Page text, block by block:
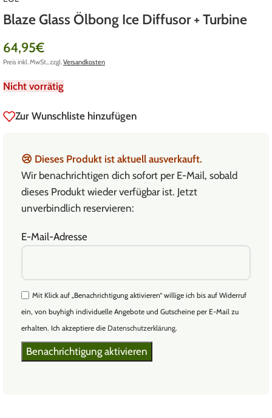
Blaze Glass Ölbong Ice Diffusor + Turbine
64,95€
Preis inkl. MwSt., zzgl.Versandkosten
Nicht vorrätig
Zur Wunschliste hinzufügen
😢 Dieses Produkt ist aktuell ausverkauft.
Wir benachrichtigen dich sofort per E-Mail, sobald
dieses Produkt wieder verfügbar ist. Jetzt
unverbindlich reservieren:
E-Mail-Adresse
Mit Klick auf „Benachrichtigung aktivieren“ willige ich bis auf Widerruf
ein, von buyhigh individuelle Angebote und Gutscheine per E-Mail zu
erhalten. Ich akzeptiere die Datenschutzerklärung.